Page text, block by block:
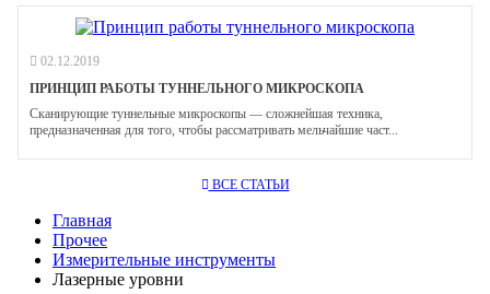
02.12.2019
ПРИНЦИП РАБОТЫ ТУННЕЛЬНОГО МИКРОСКОПА
Сканирующие туннельные микроскопы — сложнейшая техника,
предназначенная для того, чтобы рассматривать мельчайшие част...
ВСЕ СТАТЬИ
Главная
Прочее
Измерительные инструменты
Лазерные уровни